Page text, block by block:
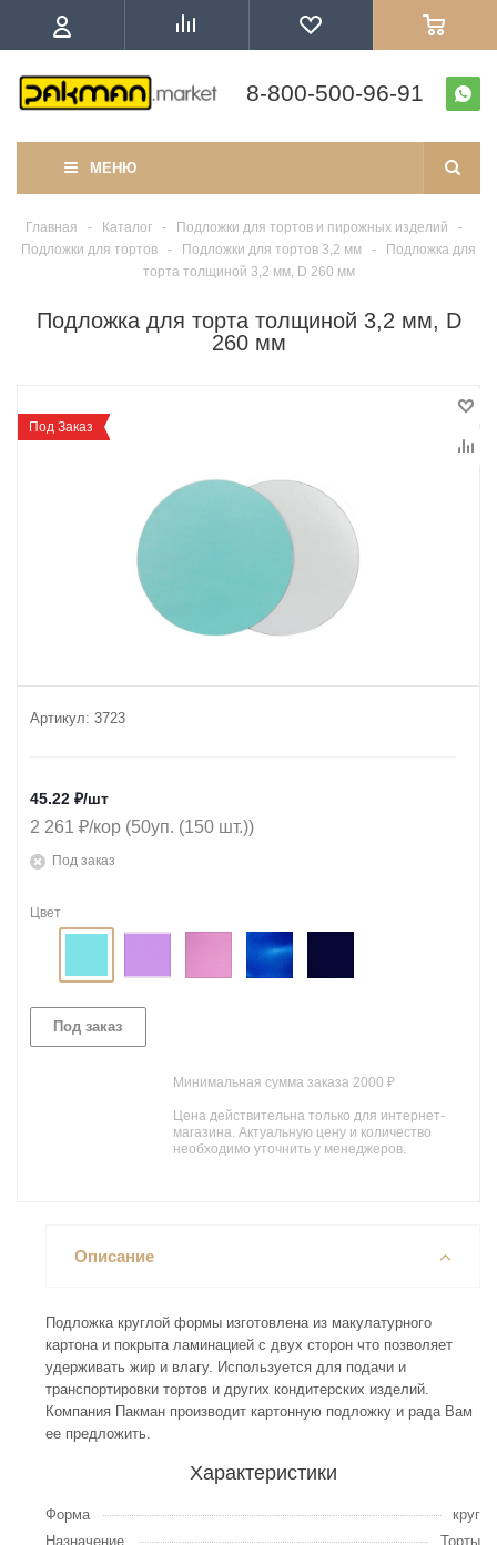
8-800-500-96-91
МЕНЮ
Главная - Каталог - Подложки для тортов и пирожных изделий
-
Подложки для тортов
- Подложки для тортов 3,2 мм -
Подложка для
торта толщиной 3,2 мм, D 260 мм
Подложка для торта толщиной 3,2 мм, D
260 мм
Под Заказ
Артикул: 3723
45.22 ₽/шт
2 261 ₽/кор (50уп. (150 шт.))
Под заказ
Цвет
Под заказ
Минимальная сумма заказа 2000 ₽
Цена действительна только для интернет-
магазина. Актуальную цену и количество
необходимо уточнить у менеджеров.
Описание
Подложка круглой формы изготовлена из макулатурного
картона и покрыта ламинацией с двух сторон что позволяет
удерживать жир и влагу. Используется для подачи и
транспортировки тортов и других кондитерских изделий.
Компания Пакман производит картонную подложку и рада Вам
ее предложить.
Характеристики
Форма
круг
Назначение
Торты